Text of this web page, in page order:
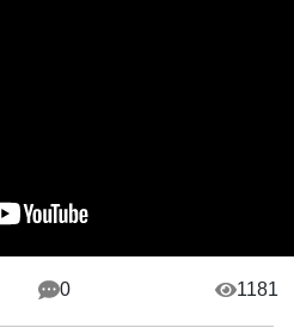
0 1181